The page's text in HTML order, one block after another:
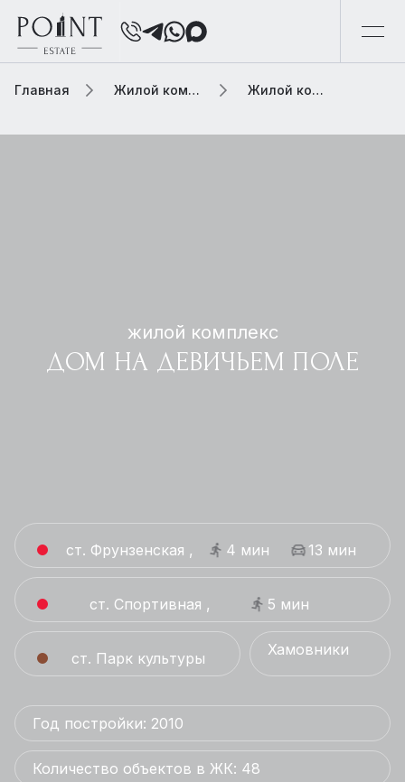
Главная Жилой комплекс Жилой комплекс дом на девичьем поле
жилой комплекс
ДОМ НА ДЕВИЧЬЕМ ПОЛЕ
ст. Фрунзенская , 4 мин 13 мин
ст. Спортивная , 5 мин
ст. Парк культуры Хамовники
Год постройки: 2010
Количество объектов в ЖК: 48